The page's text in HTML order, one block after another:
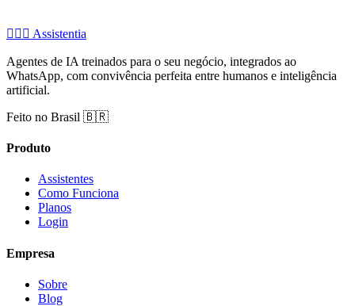
🧚🏻‍♂️ Assistentia
Agentes de IA treinados para o seu negócio, integrados ao
WhatsApp, com convivência perfeita entre humanos e inteligência
artificial.
Feito no Brasil 🇧🇷
Produto
Assistentes
Como Funciona
Planos
Login
Empresa
Sobre
Blog